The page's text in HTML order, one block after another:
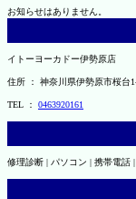
お知らせはありません。
イトーヨーカドー伊勢原店
住所 ： 神奈川県伊勢原市桜
TEL ： 0463920161
修理診断 | パソコン | 携帯電話